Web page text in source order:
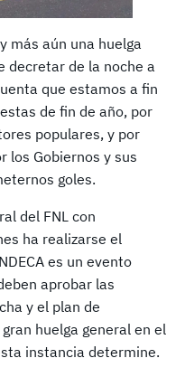
más aún una huelga
decretar de la noche a
que estamos a fin
de fin de año, por
populares, y por
los Gobiernos y sus
goles.
del FNL con
ha realizarse el
es un evento
aprobar las
y el plan de
huelga general en el
instancia determine.